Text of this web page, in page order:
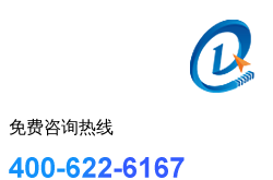
免费咨询热线